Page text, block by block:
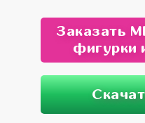
Заказать
фигурки